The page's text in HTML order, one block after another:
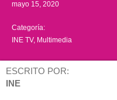
mayo 15, 2020
Categoría:
INE TV, Multimedia
ESCRITO POR:
INE